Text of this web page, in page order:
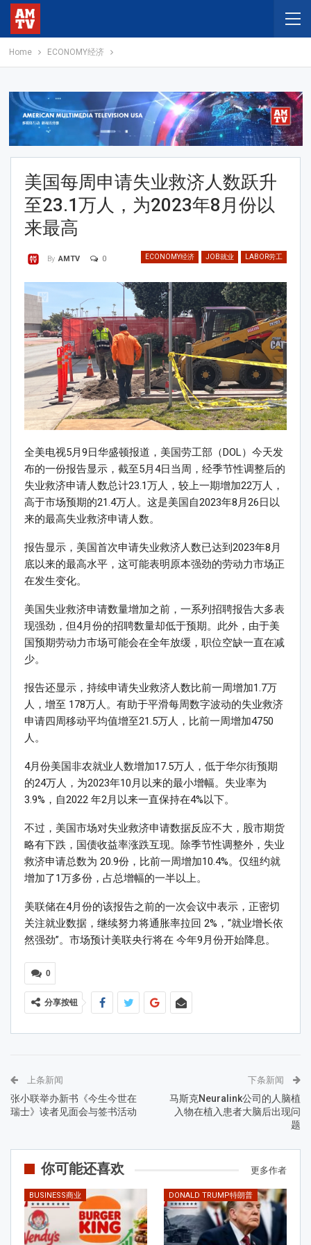
Home ECONOMY经济
美国每周申请失业救济人数跃升
至23.1万人，为2023年8月份以
来最高
ECONOMY经济 JOB就业 LABOR劳工
By AMTV 0
全美电视5月9日华盛顿报道，美国劳工部（DOL）今天发
布的一份报告显示，截至5月4日当周，经季节性调整后的
失业救济申请人数总计23.1万人，较上一期增加22万人，
高于市场预期的21.4万人。这是美国自2023年8月26日以
来的最高失业救济申请人数。
报告显示，美国首次申请失业救济人数已达到2023年8月
底以来的最高水平，这可能表明原本强劲的劳动力市场正
在发生变化。
美国失业救济申请数量增加之前，一系列招聘报告大多表
现强劲，但4月份的招聘数量却低于预期。此外，由于美
国预期劳动力市场可能会在全年放缓，职位空缺一直在减
少。
报告还显示，持续申请失业救济人数比前一周增加1.7万
人，增至 178万人。有助于平滑每周数字波动的失业救济
申请四周移动平均值增至21.5万人，比前一周增加4750
人。
4月份美国非农就业人数增加17.5万人，低于华尔街预期
的24万人，为2023年10月以来的最小增幅。失业率为
3.9%，自2022 年2月以来一直保持在4%以下。
不过，美国市场对失业救济申请数据反应不大，股市期货
略有下跌，国债收益率涨跌互现。除季节性调整外，失业
救济申请总数为 20.9份，比前一周增加10.4%。仅纽约就
增加了1万多份，占总增幅的一半以上。
美联储在4月份的该报告之前的一次会议中表示，正密切
关注就业数据，继续努力将通胀率拉回 2%，“就业增长依
然强劲”。市场预计美联央行将在 今年9月份开始降息。
0
分享按钮
上条新闻
张小联举办新书《今生今世在
瑞士》读者见面会与签书活动
下条新闻
马斯克Neuralink公司的人脑植
入物在植入患者大脑后出现问
题
你可能还喜欢 更多作者
BUSINESS商业 DONALD TRUMP特朗普